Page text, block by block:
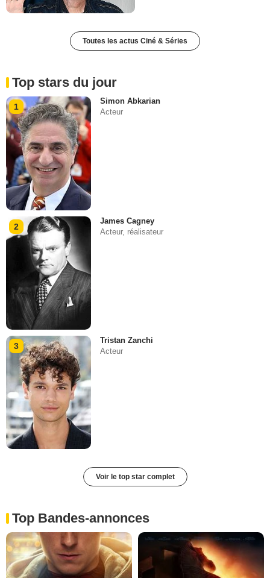
Toutes les actus Ciné & Séries
Top stars du jour
1
Simon Abkarian
Acteur
2
James Cagney
Acteur, réalisateur
3
Tristan Zanchi
Acteur
Voir le top star complet
Top Bandes-annonces